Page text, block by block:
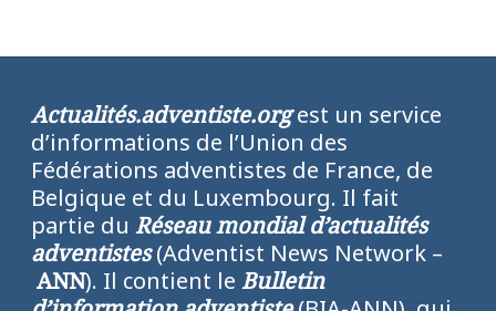
Actualités.adventiste.orgest un service
d’informations de l’Union des
Fédérations adventistes de France, de
Belgique et du Luxembourg. Il fait
partie du Réseau mondial d’actualités
adventistes(Adventist News Network –
ANN). Il contient le Bulletin